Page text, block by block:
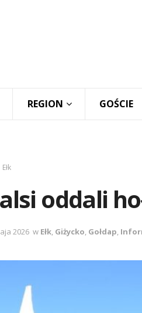
REGION GOŚCIE
Ełk
oddali
2026 w Ełk, Giżycko, Gołdap,